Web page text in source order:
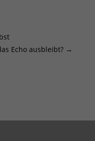
Echo ausbleibt? →